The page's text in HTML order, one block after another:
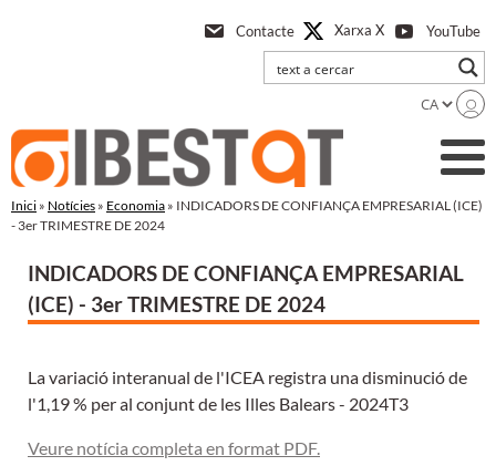
a
l'contingut
Contacte Xarxa X YouTube
Inici » Notícies » Economia » INDICADORS DE CONFIANÇA EMPRESARIAL (ICE)
- 3er TRIMESTRE DE 2024
INDICADORS DE CONFIANÇA EMPRESARIAL
(ICE) - 3er TRIMESTRE DE 2024
La variació interanual de l'ICEA registra una disminució de
l'1,19 % per al conjunt de les Illes Balears - 2024T3
Veure notícia completa en format PDF.